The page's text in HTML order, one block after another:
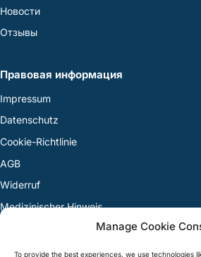
Manage Cookie
To provide the best experiences, we use technologies
Новости
Отзывы
Правовая информация
Impressum
Datenschutz
Cookie-Richtlinie
AGB
Widerruf
Medizinischer Hinweis